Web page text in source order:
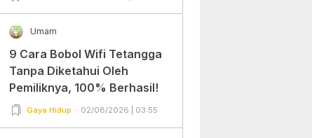
Umam
9 Cara Bobol Wifi Tetangga
Tanpa Diketahui Oleh
Pemiliknya, 100% Berhasil!
Gaya Hidup 02/08/2026 | 03:55